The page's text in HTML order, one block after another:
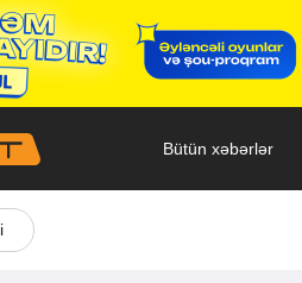
Bütün xəbərlər